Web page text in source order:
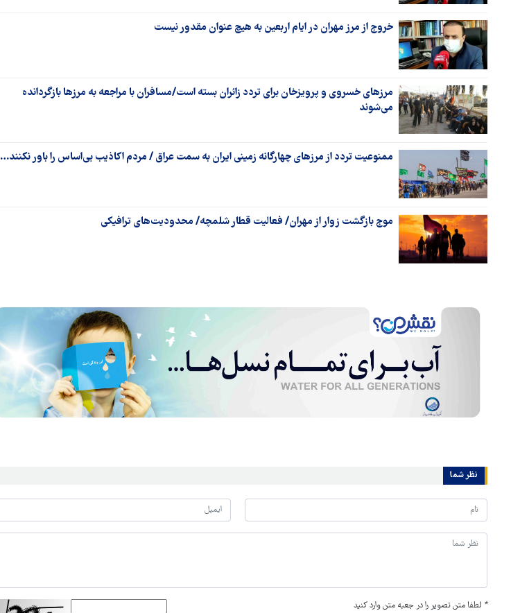
خروج از مرز مهران در ایام اربعین به هیچ عنوان مقدور نیست
مرزهای خسروی و پرویزخان برای تردد زائران بسته است/مسافران با مراجعه به مرزها بازگردانده
می‌شوند
ممنوعیت تردد از مرزهای چهارگانه زمینی ایران به سمت عراق / ‌مردم ‌اکاذیب بی‌اساس را باور نکنند…
موج بازگشت زوار از مهران/ فعالیت قطار شلمچه/ محدودیت‌های ترافیکی
نظر شما
* لطفا متن تصویر را در جعبه متن وارد کنید